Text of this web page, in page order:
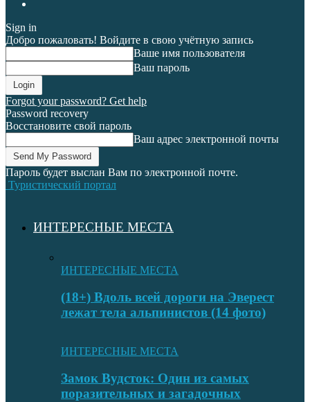
Sign in
Добро пожаловать! Войдите в свою учётную запись
Ваше имя пользователя
Ваш пароль
Forgot your password? Get help
Password recovery
Восстановите свой пароль
Ваш адрес электронной почты
Пароль будет выслан Вам по электронной почте.
Туристический портал
ИНТЕРЕСНЫЕ МЕСТА
ИНТЕРЕСНЫЕ МЕСТА
(18+) Вдоль всей дороги на Эверест
лежат тела альпинистов (14 фото)
ИНТЕРЕСНЫЕ МЕСТА
Замок Вудсток: Один из самых
поразительных и загадочных